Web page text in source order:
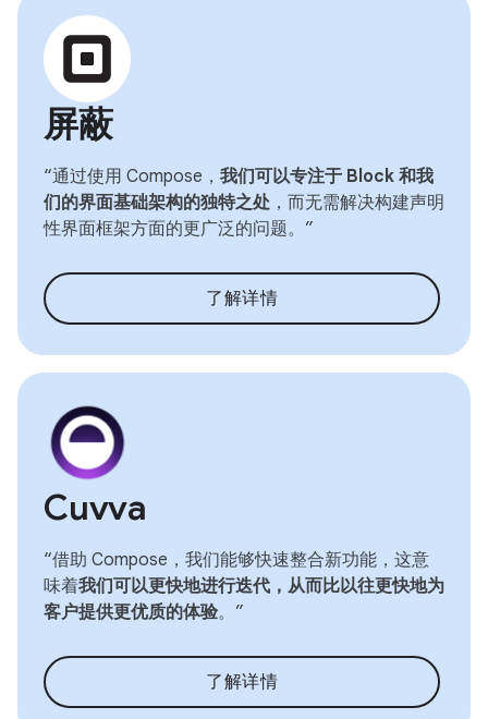
屏蔽
“通过使用 Compose， 我们可以专注于 Block 和我
们的界面基础架构的独特之处 ，而无需解决构建声明
性界面框架方面的更广泛的问题。”
了解详情
Cuvva
“借助 Compose，我们能够快速整合新功能，这意
味着我们可以更快地进行迭代，从而比以往更快地为
客户提供更优质的体验。”
了解详情